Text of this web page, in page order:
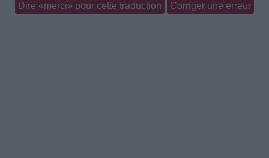
Dire «merci» pour cette traduction Corriger une erreur